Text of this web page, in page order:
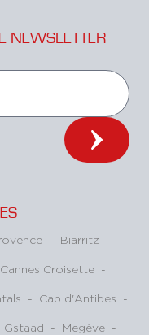
NEWSLETTER
- Biarritz -
Cannes Croisette -
- Cap d'Antibes -
Gstaad - Megève -